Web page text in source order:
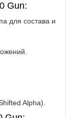
Gun:
для состава и
Alpha).